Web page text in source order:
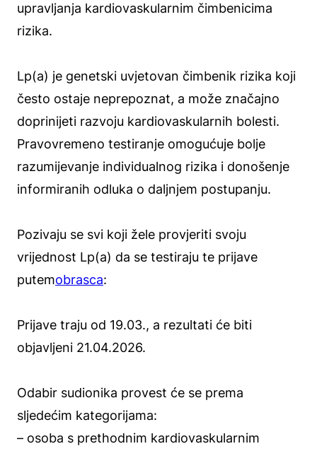
upravljanja kardiovaskularnim čimbenicima
rizika.
Lp(a) je genetski uvjetovan čimbenik rizika koji
često ostaje neprepoznat, a može značajno
doprinijeti razvoju kardiovaskularnih bolesti.
Pravovremeno testiranje omogućuje bolje
razumijevanje individualnog rizika i donošenje
informiranih odluka o daljnjem postupanju.
Pozivaju se svi koji žele provjeriti svoju
vrijednost Lp(a) da se testiraju te prijave
putemobrasca:
Prijave traju od 19.03., a rezultati će biti
objavljeni 21.04.2026.
Odabir sudionika provest će se prema
sljedećim kategorijama:
– osoba s prethodnim kardiovaskularnim